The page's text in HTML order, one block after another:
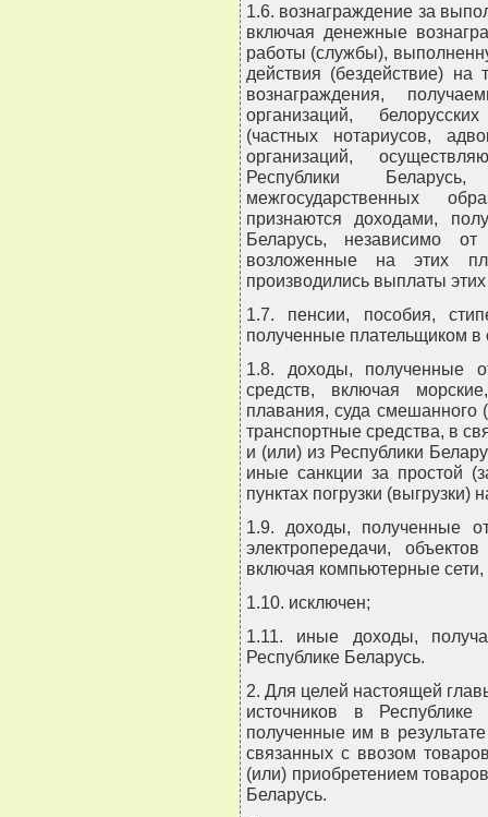
1.6. вознаграждение за
включая денежные
работы (службы),
действия (бездействие) на
вознаграждения,
организаций,
(частных нотариусов,
организаций,
Республики
межгосударственных
признаются доходами,
Беларусь, независимо
возложенные на этих
производились выплаты
1.7. пенсии, пособия,
полученные плательщиком в
1.8. доходы, полученные
средств, включая
плавания, суда
транспортные средства, в
и (или) из Республики
иные санкции за простой
пунктах погрузки (выгрузки)
1.9. доходы, полученные
электропередачи,
включая компьютерные
1.10. исключен;
1.11. иные доходы,
Республике Беларусь.
2. Для целей настоящей
источников в
полученные им в
связанных с ввозом
(или) приобретением
Беларусь.